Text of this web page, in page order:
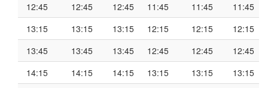
12:45
12:45 12:45 11:45 11:45
11:45
13:15
13:15 13:15 12:15 12:15
12:15
13:45
13:45 13:45 12:45 12:45
12:45
14:15
14:15 14:15 13:15 13:15
13:15